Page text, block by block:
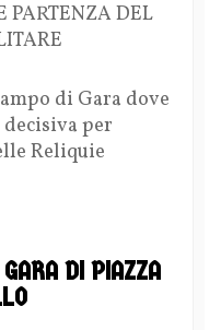
PARTENZA DEL
di Gara dove
per
Reliquie
DI PIAZZA